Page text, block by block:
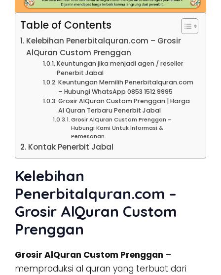
Table of Contents
Kelebihan Penerbitalquran.com – Grosir
AlQuran Custom Prenggan
Keuntungan jika menjadi agen / reseller
Penerbit Jabal
Keuntungan Memilih Penerbitalquran.com
– Hubungi WhatsApp 0853 1512 9995
Grosir AlQuran Custom Prenggan | Harga
Al Quran Terbaru Penerbit Jabal
Grosir AlQuran Custom Prenggan –
Hubungi Kami Untuk Informasi &
Pemesanan
Kontak Penerbit Jabal
Kelebihan
Penerbitalquran.com –
Grosir AlQuran Custom
Prenggan
Grosir AlQuran Custom Prenggan –
memproduksi al quran yang terbuat dari